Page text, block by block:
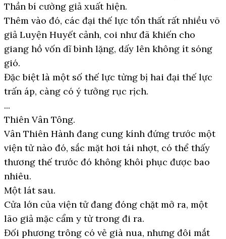
Thần bí cường giả xuất hiện.
Thêm vào đó, các đại thế lực tổn thất rất nhiều võ
giả Luyện Huyết cảnh, coi như đã khiến cho
giang hồ vốn dĩ bình lặng, dấy lên không ít sóng
gió.
Đặc biệt là một số thế lực từng bị hai đại thế lực
trấn áp, càng có ý tưởng rục rịch.
...
Thiên Vân Tông.
Vân Thiên Hành đang cung kính đứng trước một
viện tử nào đó, sắc mặt hơi tái nhợt, có thể thấy
thương thế trước đó không khôi phục được bao
nhiêu.
Một lát sau.
Cửa lớn của viện tử đang đóng chặt mở ra, một
lão giả mặc cẩm y từ trong đi ra.
Đối phương trông có vẻ già nua, nhưng đôi mắt